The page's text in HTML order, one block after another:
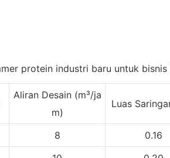
Aliran Desain (m³/ja
m)
Luas
8 0.16